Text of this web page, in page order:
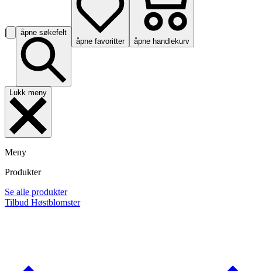
|
åpne søkefelt
åpne favoritter
åpne handlekurv
Lukk meny
Meny
Produkter
Se alle produkter
Tilbud Høstblomster